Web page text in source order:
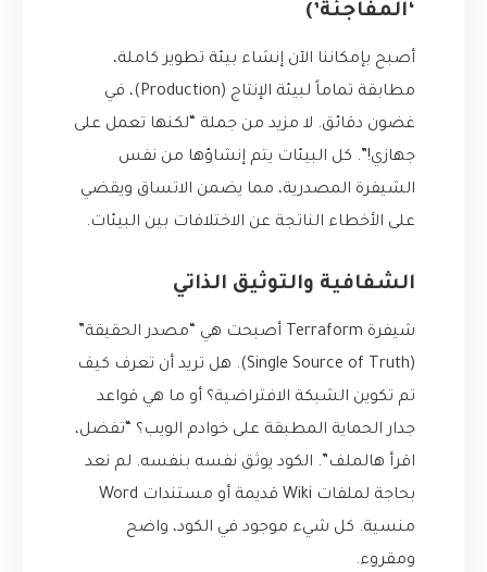
‘المفاجئة’)
أصبح بإمكاننا الآن إنشاء بيئة تطوير كاملة،
مطابقة تماماً لبيئة الإنتاج (Production)، في
غضون دقائق. لا مزيد من جملة “لكنها تعمل على
جهازي!”. كل البيئات يتم إنشاؤها من نفس
الشيفرة المصدرية، مما يضمن الاتساق ويقضي
على الأخطاء الناتجة عن الاختلافات بين البيئات.
الشفافية والتوثيق الذاتي
شيفرة Terraform أصبحت هي “مصدر الحقيقة”
(Single Source of Truth). هل تريد أن تعرف كيف
تم تكوين الشبكة الافتراضية؟ أو ما هي قواعد
جدار الحماية المطبقة على خوادم الويب؟ “تفضل،
اقرأ هالملف”. الكود يوثق نفسه بنفسه. لم نعد
بحاجة لملفات Wiki قديمة أو مستندات Word
منسية. كل شيء موجود في الكود، واضح
ومقروء.